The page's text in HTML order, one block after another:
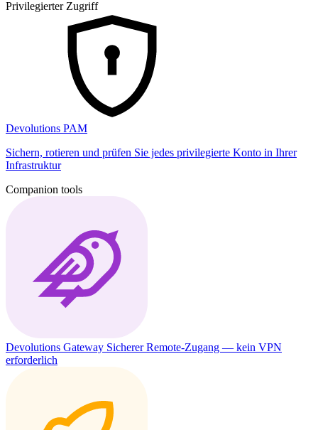
Privilegierter Zugriff
Devolutions PAM
Sichern, rotieren und prüfen Sie jedes privilegierte Konto in Ihrer
Infrastruktur
Companion tools
Devolutions Gateway Sicherer Remote-Zugang — kein VPN
erforderlich